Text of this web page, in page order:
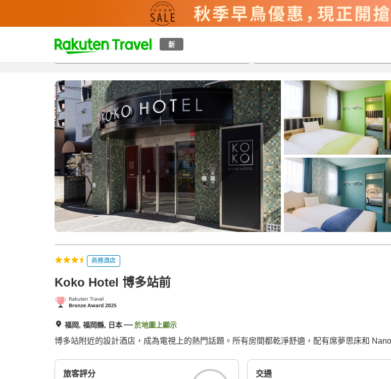
新
t
p
a
g
e
_
s
e
r
h
概覽房間及住宿方案 評價特色設施
商務酒店
Koko Hotel 博多站前
福岡, 福岡縣, 日本 於地圖上顯示
博多站附近的設計酒店，成為電視上的熱門話題。所有房間都乾淨舒適，配有席夢思床和
旅客評分 交通